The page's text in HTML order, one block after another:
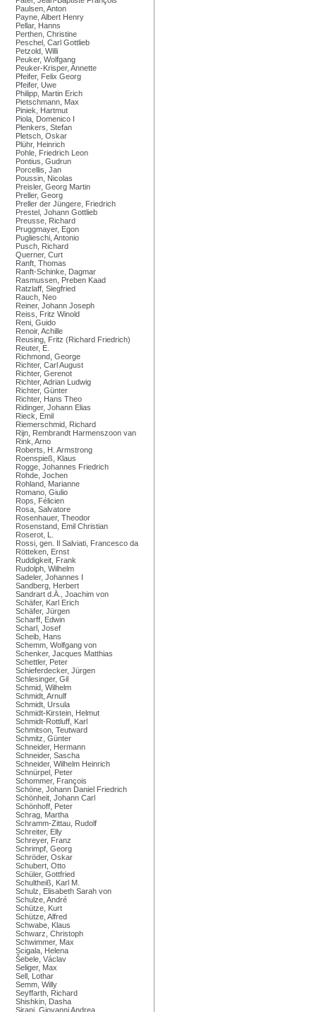
Paulsen, Anton
Payne, Albert Henry
Pellar, Hanns
Perthen, Christine
Peschel, Carl Gottlieb
Petzold, Willi
Peuker, Wolfgang
Peuker-Krisper, Annette
Pfeifer, Felix Georg
Pfeifer, Uwe
Philipp, Martin Erich
Pietschmann, Max
Piniek, Hartmut
Piola, Domenico I
Plenkers, Stefan
Pletsch, Oskar
Plühr, Heinrich
Pohle, Friedrich Leon
Pontius, Gudrun
Porcellis, Jan
Poussin, Nicolas
Preisler, Georg Martin
Preller, Georg
Preller der Jüngere, Friedrich
Prestel, Johann Gottlieb
Preusse, Richard
Pruggmayer, Egon
Puglieschi, Antonio
Pusch, Richard
Querner, Curt
Ranft, Thomas
Ranft-Schinke, Dagmar
Rasmussen, Preben Kaad
Ratzlaff, Siegfried
Rauch, Neo
Reiner, Johann Joseph
Reiss, Fritz Winold
Reni, Guido
Renoir, Achille
Reusing, Fritz (Richard Friedrich)
Reuter, E.
Richmond, George
Richter, Carl August
Richter, Gerenot
Richter, Adrian Ludwig
Richter, Günter
Richter, Hans Theo
Ridinger, Johann Elias
Rieck, Emil
Riemerschmid, Richard
Rijn, Rembrandt Harmenszoon van
Rink, Arno
Roberts, H. Armstrong
Roenspieß, Klaus
Rogge, Johannes Friedrich
Rohde, Jochen
Rohland, Marianne
Romano, Giulio
Rops, Félicien
Rosa, Salvatore
Rosenhauer, Theodor
Rosenstand, Emil Christian
Roserot, L.
Rossi, gen. Il Salviati, Francesco da
Rötteken, Ernst
Ruddigkeit, Frank
Rudolph, Wilhelm
Sadeler, Johannes I
Sandberg, Herbert
Sandrart d.Ä., Joachim von
Schäfer, Karl Erich
Schäfer, Jürgen
Scharff, Edwin
Scharl, Josef
Scheib, Hans
Schemm, Wolfgang von
Schenker, Jacques Matthias
Schettler, Peter
Schieferdecker, Jürgen
Schlesinger, Gil
Schmid, Wilhelm
Schmidt, Arnulf
Schmidt, Ursula
Schmidt-Kirstein, Helmut
Schmidt-Rottluff, Karl
Schmitson, Teutward
Schmitz, Günter
Schneider, Hermann
Schneider, Sascha
Schneider, Wilhelm Heinrich
Schnürpel, Peter
Schommer, François
Schöne, Johann Daniel Friedrich
Schönheit, Johann Carl
Schönhoff, Peter
Schrag, Martha
Schramm-Zittau, Rudolf
Schreiter, Elly
Schreyer, Franz
Schrimpf, Georg
Schröder, Oskar
Schubert, Otto
Schüler, Gottfried
Schultheiß, Karl M.
Schulz, Elisabeth Sarah von
Schulze, André
Schütze, Kurt
Schütze, Alfred
Schwabe, Klaus
Schwarz, Christoph
Schwimmer, Max
Scigala, Helena
Šebele, Václav
Seliger, Max
Sell, Lothar
Semm, Willy
Seyffarth, Richard
Shishkin, Dasha
Sirani, Giovanni Andrea